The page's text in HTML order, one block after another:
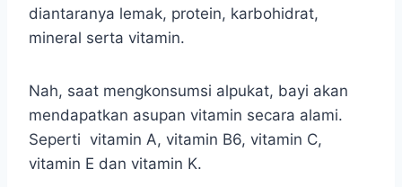
diantaranya lemak, protein, karbohidrat,
mineral serta vitamin.
Nah, saat mengkonsumsi alpukat, bayi akan
mendapatkan asupan vitamin secara alami.
Seperti vitamin A, vitamin B6, vitamin C,
vitamin E dan vitamin K.